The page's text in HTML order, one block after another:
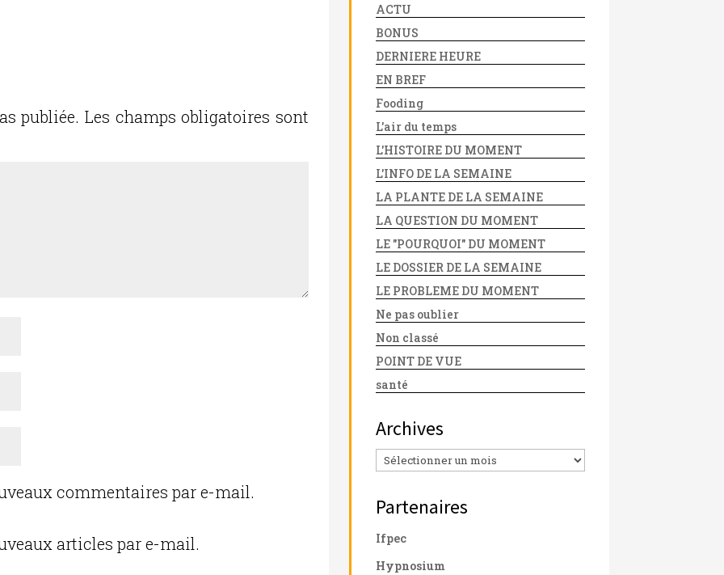
publiée. Les champs obligatoires sont
commentaires par e-mail.
articles par e-mail.
ACTU
BONUS
DERNIERE HEURE
EN BREF
Fooding
L'air du temps
L'HISTOIRE DU MOMENT
L'INFO DE LA SEMAINE
LA PLANTE DE LA SEMAINE
LA QUESTION DU MOMENT
LE "POURQUOI" DU MOMENT
LE DOSSIER DE LA SEMAINE
LE PROBLEME DU MOMENT
Ne pas oublier
Non classé
POINT DE VUE
santé
Archives
Archives
Partenaires
Ifpec
Hypnosium